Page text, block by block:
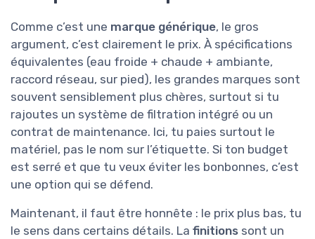
Comme c’est une marque générique, le gros
argument, c’est clairement le prix. À spécifications
équivalentes (eau froide + chaude + ambiante,
raccord réseau, sur pied), les grandes marques sont
souvent sensiblement plus chères, surtout si tu
rajoutes un système de filtration intégré ou un
contrat de maintenance. Ici, tu paies surtout le
matériel, pas le nom sur l’étiquette. Si ton budget
est serré et que tu veux éviter les bonbonnes, c’est
une option qui se défend.
Maintenant, il faut être honnête : le prix plus bas, tu
le sens dans certains détails. La finitions sont un